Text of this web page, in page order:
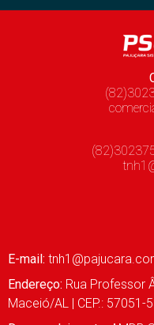
E-mail:
Endereço: Rua Professor
Maceió/AL | CEP.: 57051-